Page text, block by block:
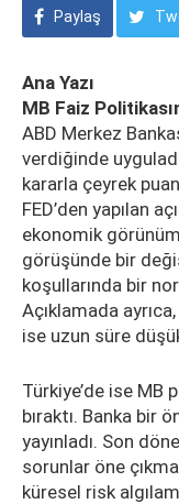
Paylaş
Ana Yazı
MB Faiz
ABD Merkez
verdiğinde
kararla çeyrek
FED’den yapılan
ekonomik
görüşünde bir
koşullarında bir
Açıklamada
ise uzun süre
Türkiye’de ise MB
bıraktı. Banka bir
yayınladı. Son
sorunlar öne
küresel risk